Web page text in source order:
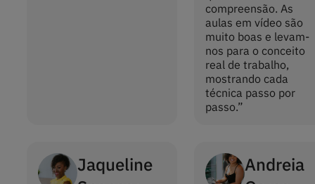
compreensão. As
aulas em vídeo são
muito boas e levam-
nos para o conceito
real de trabalho,
mostrando cada
técnica passo por
passo.”
Jaqueline
Andreia